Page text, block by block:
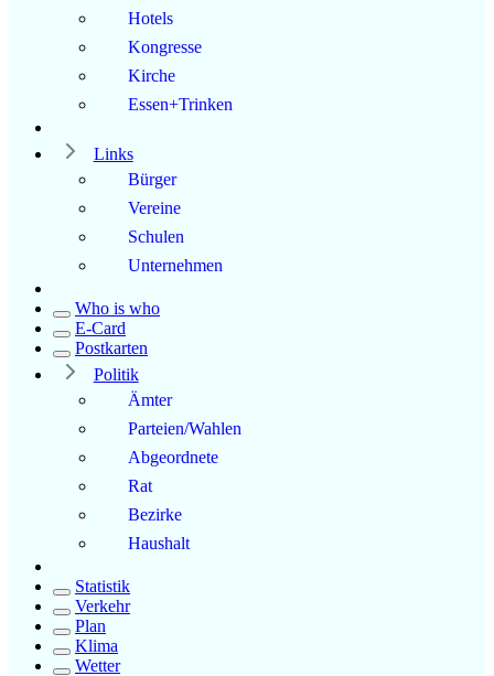
Hotels
Kongresse
Kirche
Essen+Trinken
Links
Bürger
Vereine
Schulen
Unternehmen
Who is who
E-Card
Postkarten
Politik
Ämter
Parteien/Wahlen
Abgeordnete
Rat
Bezirke
Haushalt
Statistik
Verkehr
Plan
Klima
Wetter